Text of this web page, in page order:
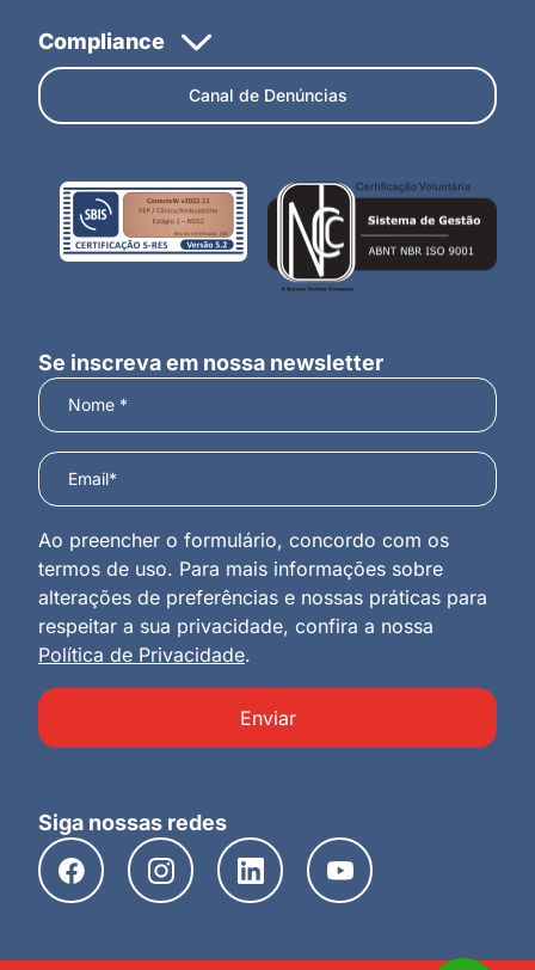
Canal de Denúncias
Se inscreva em nossa newsletter
Ao preencher o formulário, concordo com os
termos de uso. Para mais informações sobre
alterações de preferências e nossas práticas para
respeitar a sua privacidade, confira a nossa
Política de Privacidade.
Enviar
Siga nossas redes